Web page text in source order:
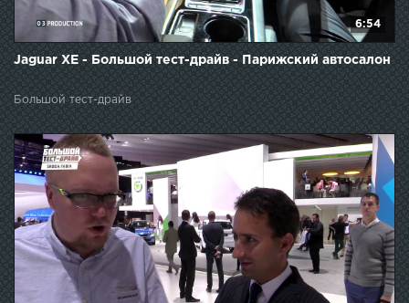
6:54
Jaguar XE - Большой тест-драйв - Парижский автосалон
Большой тест-драйв